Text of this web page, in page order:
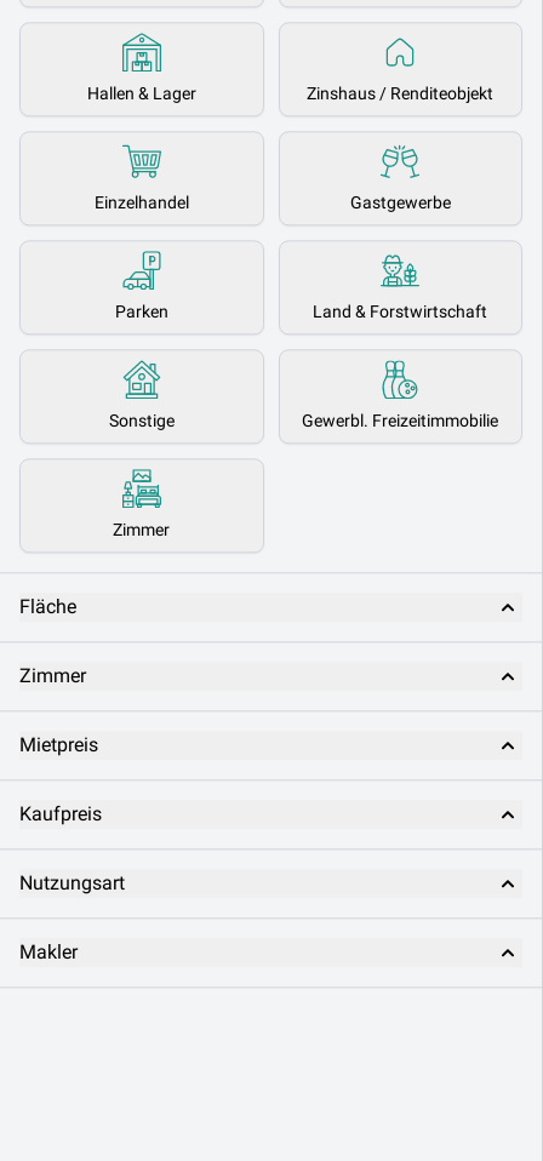
Hallen & Lager Zinshaus / Renditeobjekt
Einzelhandel Gastgewerbe
Parken Land & Forstwirtschaft
Sonstige Gewerbl. Freizeitimmobilie
Zimmer
Fläche
Zimmer
Mietpreis
Kaufpreis
Nutzungsart
Makler